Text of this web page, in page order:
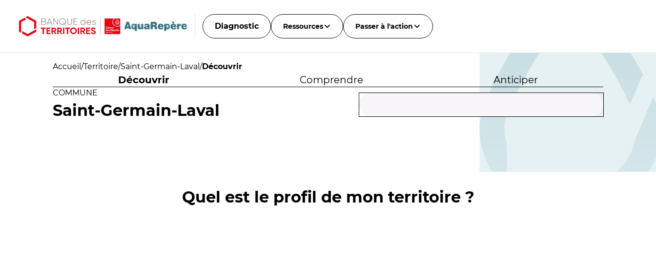
Diagnostic Ressources Passer à l'action
Accueil /Territoire/Saint-Germain-Laval /Découvrir
Découvrir Comprendre Anticiper
COMMUNE
Saint-Germain-Laval
Quel est le profil de mon territoire ?